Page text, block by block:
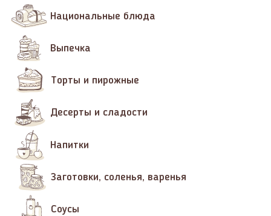
Национальные блюда
Выпечка
Торты и пирожные
Десерты и сладости
Напитки
Заготовки, соленья, варенья
Соусы